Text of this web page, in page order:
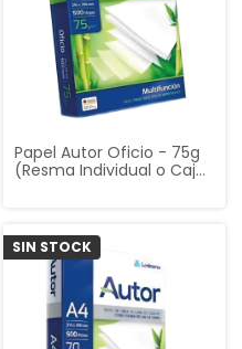
Papel Autor Oficio - 75g
(Resma Individual o Caja
SIN STOCK